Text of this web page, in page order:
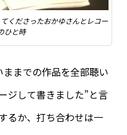
くださったおかゆさんとレコー
ひと時
までの作品を全部聴い
ジして書きました”と言
るか、打ち合わせは一